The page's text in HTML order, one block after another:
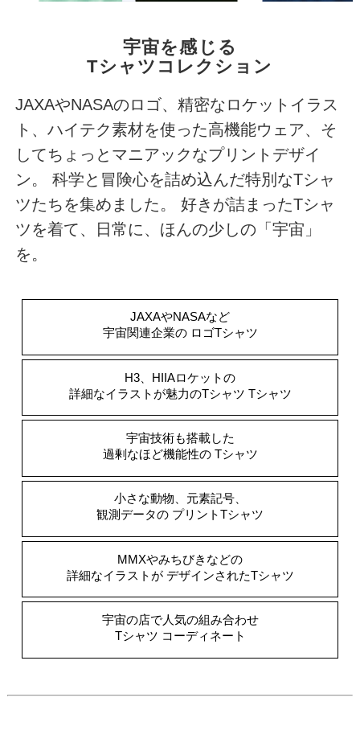
宇宙を感じる
Tシャツコレクション
JAXAやNASAのロゴ、精密なロケットイラス
ト、ハイテク素材を使った高機能ウェア、そ
してちょっとマニアックなプリントデザイ
ン。 科学と冒険心を詰め込んだ特別なTシャ
ツたちを集めました。 好きが詰まったTシャ
ツを着て、日常に、ほんの少しの「宇宙」
を。
JAXAやNASAなど
宇宙関連企業のロゴTシャツ
H3、HIIAロケットの
詳細なイラストが魅力のTシャツ Tシャツ
宇宙技術も搭載した
過剰なほど機能性のTシャツ
小さな動物、元素記号、
観測データの プリントTシャツ
MMXやみちびきなどの
詳細なイラストがデザインされたTシャツ
宇宙の店で人気の組み合わせ
Tシャツ コーディネート